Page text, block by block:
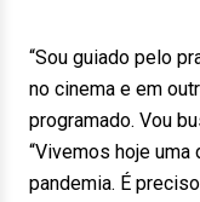
“Sou guiado pelo
no cinema e em
programado. Vou
“Vivemos hoje uma
pandemia. É